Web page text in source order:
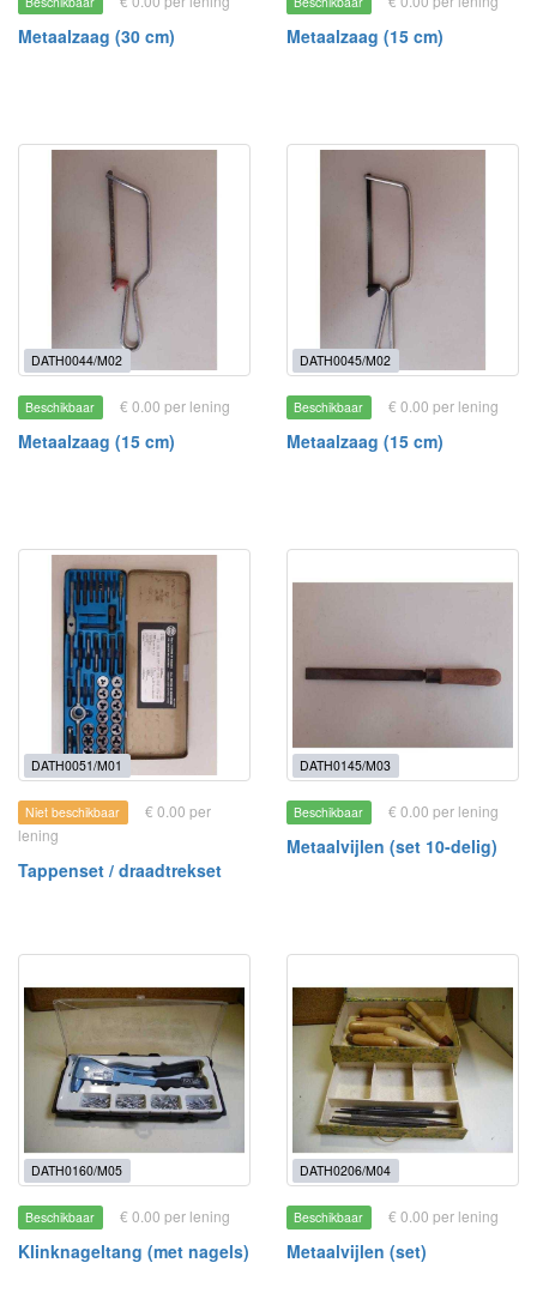
Metaalzaag (30 cm) Metaalzaag (15 cm)
DATH0044/M02
Beschikbaar € 0.00 per lening
Metaalzaag (15 cm)
DATH0045/M02
Beschikbaar € 0.00 per lening
Metaalzaag (15 cm)
DATH0051/M01
Niet beschikbaar
€ 0.00 per
lening
Tappenset / draadtrekset
DATH0145/M03
Beschikbaar € 0.00 per lening
Metaalvijlen (set 10-delig)
DATH0160/M05
Beschikbaar € 0.00 per lening
Klinknageltang (met nagels)
DATH0206/M04
Beschikbaar € 0.00 per lening
Metaalvijlen (set)